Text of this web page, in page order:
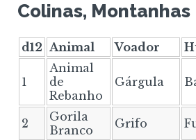
Colinas, Montanhas
d12 Animal Voador
1
Animal
de
Rebanho
Gárgula
2
Gorila
Branco
Grifo